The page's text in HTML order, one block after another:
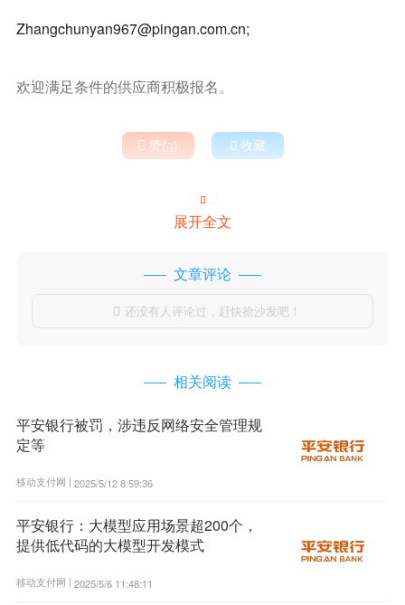
Zhangchunyan967@pingan.com.cn;
欢迎满足条件的供应商积极报名。
 赞()  收藏

展开全文
文章评论
 还没有人评论过，赶快抢沙发吧！
相关阅读
平安银行被罚，涉违反网络安全管理规
定等
移动支付网 | 2025/5/12 8:59:36
平安银行：大模型应用场景超200个，
提供低代码的大模型开发模式
移动支付网 | 2025/5/6 11:48:11